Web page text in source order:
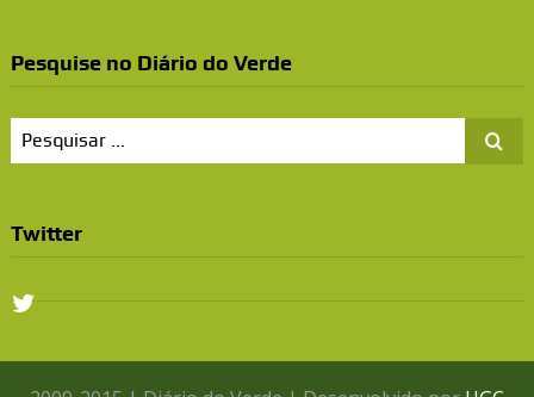
Pesquise no Diário do Verde
Twitter